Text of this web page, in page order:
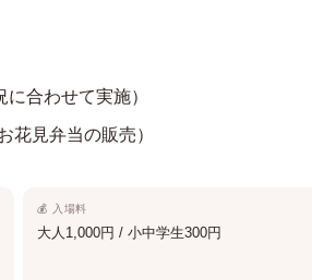
合わせて実施）
花見弁当の販売）
💰 入場料
大人1,000円 / 小中学生300円